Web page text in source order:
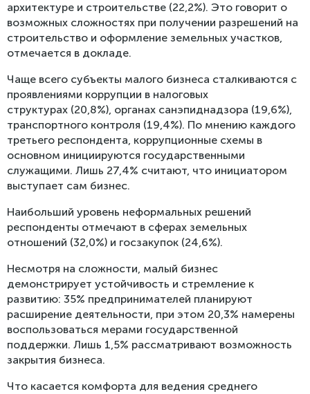
архитектуре и строи­тельстве (22,2%). Это говорит о
возможных сложностях при получении разрешений на
строительство и оформление земельных участков,
отмечается в докладе.
Чаще всего субъекты малого бизнеса сталкиваются с
проявлениями коррупции в налоговых
структурах (20,8%), органах санэпиднадзора (19,6%),
транспортного контро­ля (19,4%). По мнению каждого
третьего респондента, коррупционные схемы в
основном инициируются государственными
служащими. Лишь 27,4% считают, что инициатором
выступает сам бизнес.
Наибольший уровень неформальных решений
респонденты отмечают в сферах земельных
отношений (32,0%) и госзакупок (24,6%).
Несмотря на сложности, малый бизнес
демонстрирует устойчивость и стремление к
развитию: 35% предпринимателей планируют
расширение деятельности, при этом 20,3% намерены
воспользоваться мерами государственной
поддержки. Лишь 1,5% рассматривают возможность
закрытия бизнеса.
Что касается комфорта для ведения среднего